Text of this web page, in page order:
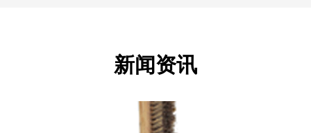
新闻资讯